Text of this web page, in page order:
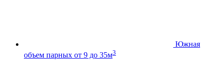
Южная
объем парных от 9 до 35м3